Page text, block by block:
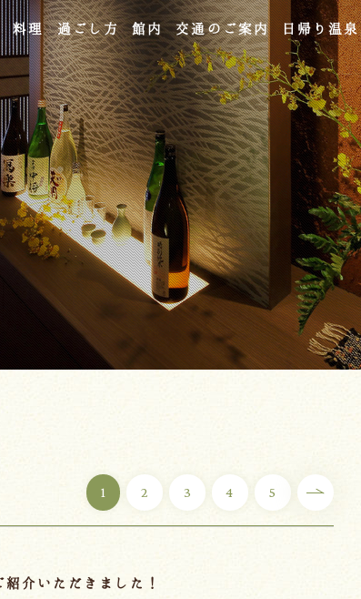
料理 過ごし方 館内 交通のご案内 日帰り温泉
1 2 3 4 5
介いただきました！
くあるご質問
問い合わせ
宿泊予約
予約確認・変更・キャンセル
キャンセルポリシー
宿泊約款
オンラインショップ
吉川屋×温泉むすめ